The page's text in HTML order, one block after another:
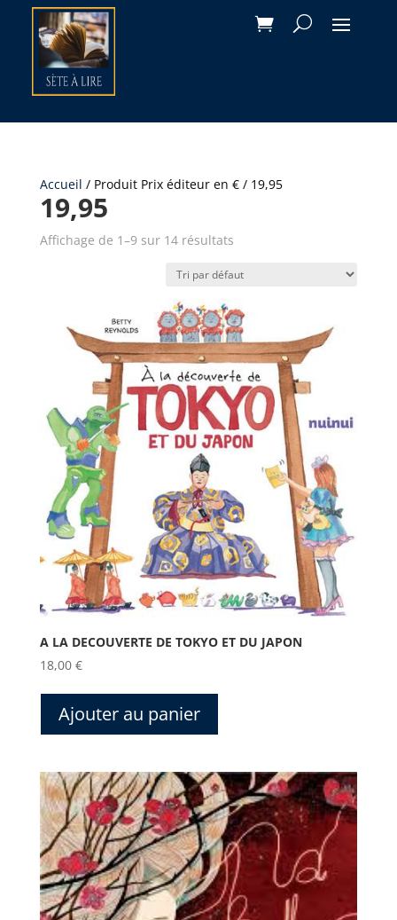
Accueil / Produit Prix éditeur en € / 19,95
19,95
Affichage de 1–9 sur 14 résultats
A LA DECOUVERTE DE TOKYO ET DU JAPON
18,00 €
Ajouter au panier